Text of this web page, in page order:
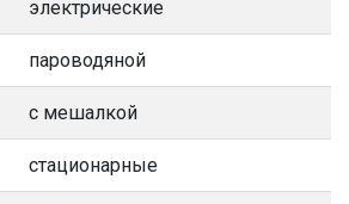
электрические
пароводяной
с мешалкой
стационарные